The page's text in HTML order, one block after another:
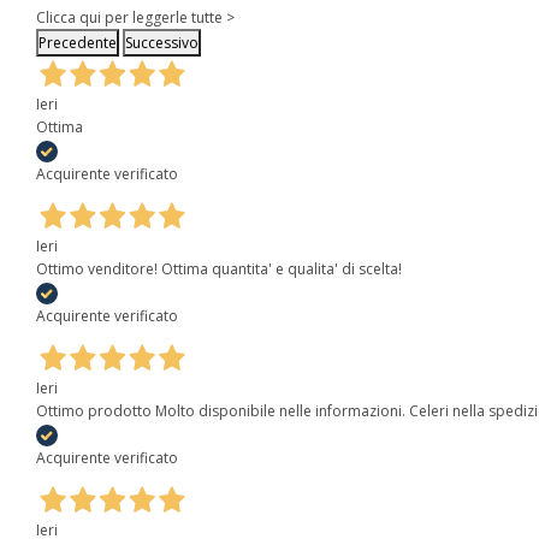
Clicca qui per leggerle tutte >
Precedente Successivo
Ieri
Ottima
Acquirente verificato
Ieri
Ottimo venditore! Ottima quantita' e qualita' di scelta!
Acquirente verificato
Ieri
Ottimo prodotto Molto disponibile nelle informazioni. Celeri nella
Acquirente verificato
Ieri